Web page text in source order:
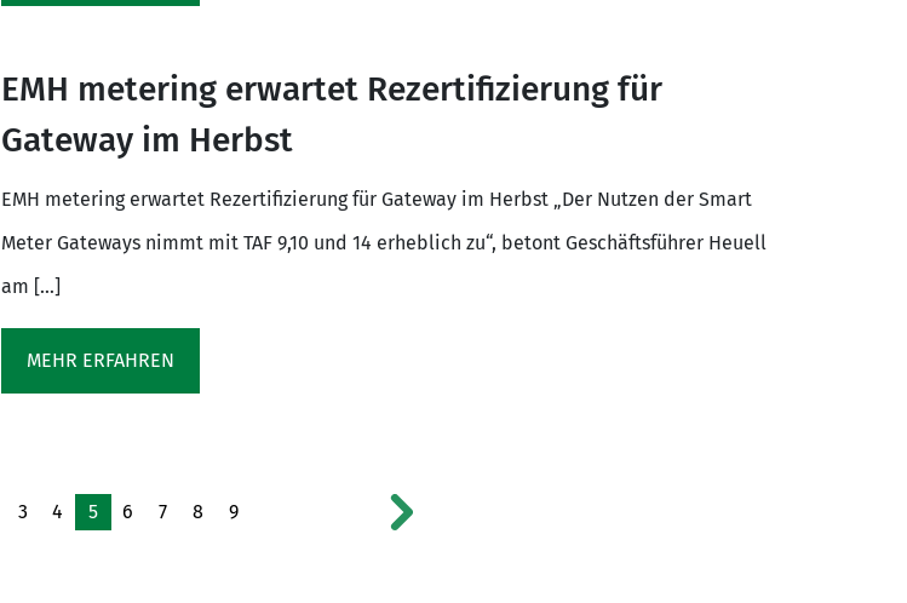
EMH metering erwartet Rezertifizierung für
Gateway im Herbst
EMH metering erwartet Rezertifizierung für Gateway im Herbst „Der Nutzen der Smart
Meter Gateways nimmt mit TAF 9,10 und 14 erheblich zu“, betont Geschäftsführer Heuell
am […]
MEHR ERFAHREN
3 4 5 6 7 8 9